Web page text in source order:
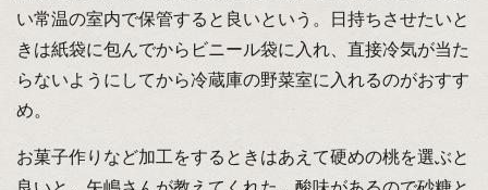
い常温の室内で保管すると良いという。日持ちさせたいと
きは紙袋に包んでからビニール袋に入れ、直接冷気が当た
らないようにしてから冷蔵庫の野菜室に入れるのがおすす
め。
お菓子作りなど加工をするときはあえて硬めの桃を選ぶと